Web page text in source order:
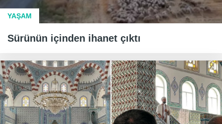
YAŞAM
Sürünün içinden ihanet çıktı